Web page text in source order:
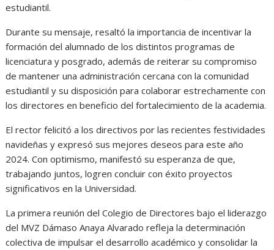
estudiantil.
Durante su mensaje, resaltó la importancia de incentivar la
formación del alumnado de los distintos programas de
licenciatura y posgrado, además de reiterar su compromiso
de mantener una administración cercana con la comunidad
estudiantil y su disposición para colaborar estrechamente con
los directores en beneficio del fortalecimiento de la academia.
El rector felicitó a los directivos por las recientes festividades
navideñas y expresó sus mejores deseos para este año
2024. Con optimismo, manifestó su esperanza de que,
trabajando juntos, logren concluir con éxito proyectos
significativos en la Universidad.
La primera reunión del Colegio de Directores bajo el liderazgo
del MVZ Dámaso Anaya Alvarado refleja la determinación
colectiva de impulsar el desarrollo académico y consolidar la